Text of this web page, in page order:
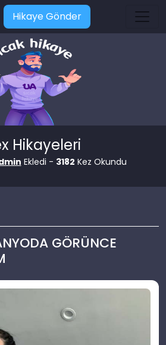
Hikaye Gönder
Hikayeleri
Ekledi - 3182 Kez Okundu
GÖRÜNCE